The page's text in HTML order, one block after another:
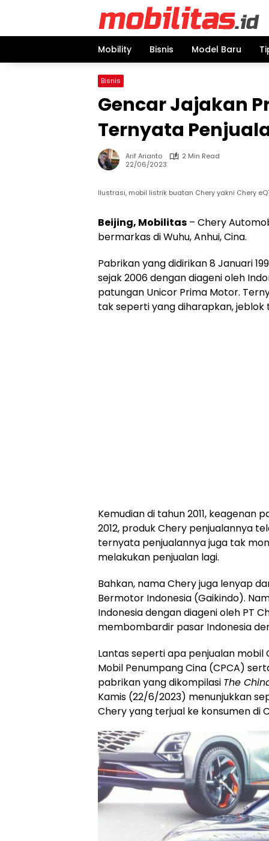
Mobility
Bisnis Model Baru
Bisnis
Gencar Jajakan
Ternyata
Arif Arianto
2 Min Read
22/06/2023
Ilustrasi, mobil listrik buatan Chery yakni Chery
Beijing, Mobilitas – Chery
bermarkas di Wuhu, Anhui, Cina.
Pabrikan yang didirikan 8 Januari
sejak 2006 dengan diageni oleh
patungan Unicor Prima Motor.
tak seperti yang diharapkan, jeblok
Kemudian di tahun 2011, keagenan
2012, produk Chery penjualannya
ternyata penjualannya juga tak
melakukan penjualan lagi.
Bahkan, nama Chery juga lenyap
Bermotor Indonesia (Gaikindo).
Indonesia dengan diageni oleh PT
membombardir pasar Indonesia
Lantas seperti apa penjualan mobil
Mobil Penumpang Cina (CPCA)
pabrikan yang dikompilasi The
Kamis (22/6/2023) menunjukkan
Chery yang terjual ke konsumen di